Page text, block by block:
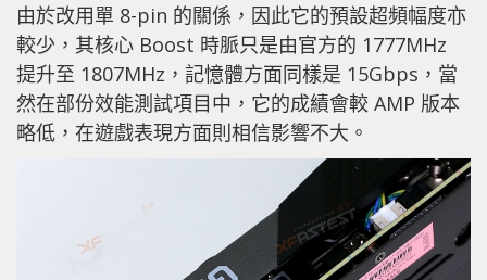
由於改用單 8-pin 的關係，因此它的預設超頻幅度亦
較少，其核心 Boost 時脈只是由官方的 1777MHz
提升至 1807MHz，記憶體方面同樣是 15Gbps，當
然在部份效能測試項目中，它的成績會較 AMP 版本
略低，在遊戲表現方面則相信影響不大。